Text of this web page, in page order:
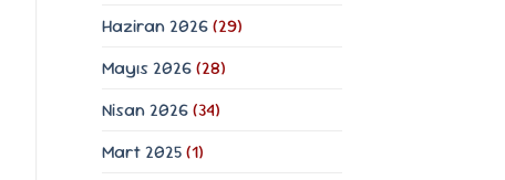
Haziran 2026(29)
Mayıs 2026(28)
Nisan 2026(34)
Mart 2025(1)